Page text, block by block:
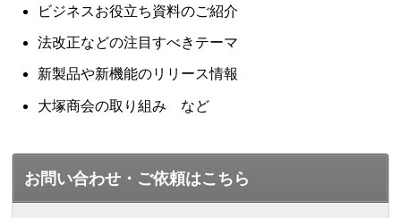
ビジネスお役立ち資料のご紹介
法改正などの注目すべきテーマ
新製品や新機能のリリース情報
大塚商会の取り組み など
お問い合わせ・ご依頼はこちら